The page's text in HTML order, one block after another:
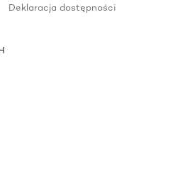
Deklaracja dostępności